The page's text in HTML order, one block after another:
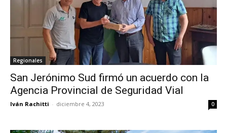
Regionales
San Jerónimo Sud firmó un acuerdo con la
Agencia Provincial de Seguridad Vial
Iván Rachitti - diciembre 4, 2023 0